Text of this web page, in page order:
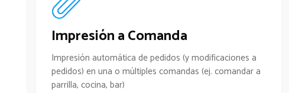
Impresión a Comanda
Impresión automática de pedidos (y modificaciones a
pedidos) en una o múltiples comandas (ej. comandar a
parrilla, cocina, bar)